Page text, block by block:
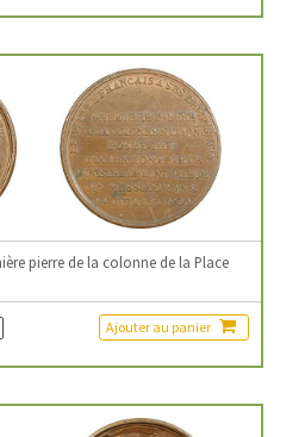
pierre de la colonne de la Place
Ajouter au panier